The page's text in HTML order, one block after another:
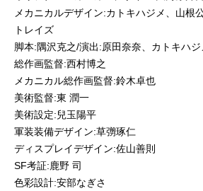
メカニカルデザイン:カトキハジメ、山根
トレイズ
脚本:隅沢克之/演出:原田奈奈、カトキハジ
総作画監督:西村博之
メカニカル総作画監督:鈴木卓也
美術監督:東 潤一
美術設定:兒玉陽平
軍装装備デザイン:草彅琢仁
ディスプレイデザイン:佐山善則
SF考証:鹿野 司
色彩設計:安部なぎさ